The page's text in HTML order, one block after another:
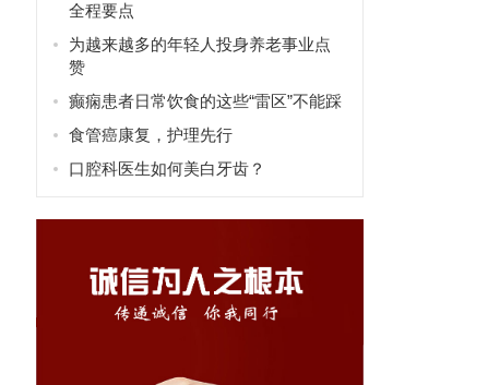
全程要点
为越来越多的年轻人投身养老事业点
赞
癫痫患者日常饮食的这些“雷区”不能踩
食管癌康复，护理先行
口腔科医生如何美白牙齿？